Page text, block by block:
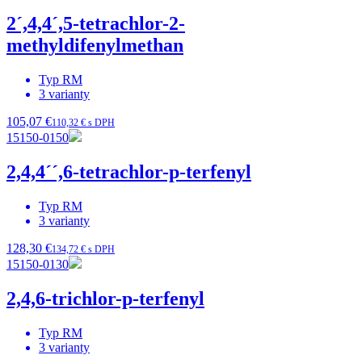
2´,4,4´,5-tetrachlor-2-
methyldifenylmethan
Typ RM
3 varianty
105,07 €110,32 € s DPH
15150-0150
2,4,4´´,6-tetrachlor-p-terfenyl
Typ RM
3 varianty
128,30 €134,72 € s DPH
15150-0130
2,4,6-trichlor-p-terfenyl
Typ RM
3 varianty